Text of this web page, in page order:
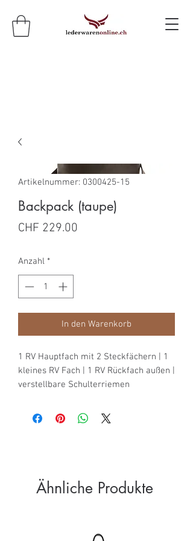
Artikelnummer: 0300425-15
Backpack (taupe)
CHF 229.00
Anzahl *
In den Warenkorb
1 RV Hauptfach mit 2 Steckfächern | 1
kleines RV Fach | 1 RV Rückfach außen |
verstellbare Schulterriemen
Ähnliche Produkte